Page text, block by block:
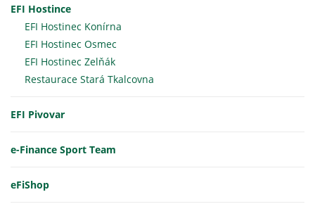
EFI Hostince
EFI Hostinec Konírna
EFI Hostinec Osmec
EFI Hostinec Zelňák
Restaurace Stará Tkalcovna
EFI Pivovar
e-Finance Sport Team
eFiShop